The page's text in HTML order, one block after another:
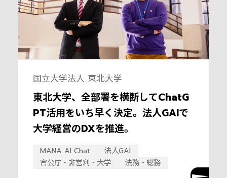
国立大学法人 東北大学
東北大学、全部署を横断してChatG
PT活用をいち早く決定。法人GAIで
大学経営のDXを推進。
MANA AI Chat
法人GAI
官公庁・非営利・大学
法務・総務